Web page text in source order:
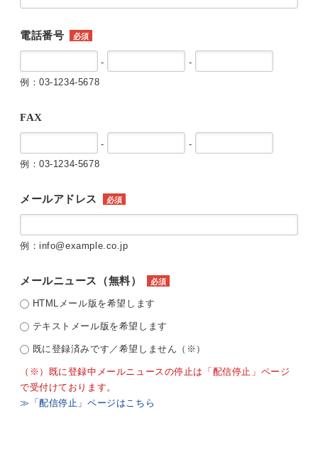
電話番号 必須
-
-
例：03-1234-5678
FAX
-
-
例：03-1234-5678
メールアドレス 必須
例：info@example.co.jp
メールニュース（無料） 必須
HTMLメール版を希望します
テキストメール版を希望します
既に登録済みです／希望しません（※）
（※）既に登録中メールニュースの停止は「配信停止」ページ
で受付けております。
≫「配信停止」ページはこちら